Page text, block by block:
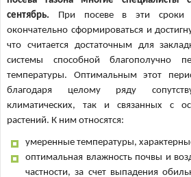
сентябрь. При посеве в эти сроки
окончательно сформироваться и
что считается достаточным для
системы способной благополучно
температуры. Оптимальным этот
благодаря целому ряду
климатических, так и связанных с
растений. К ним относятся:
умеренные температуры,
оптимальная влажность почвы и
частности, за счет выпадения